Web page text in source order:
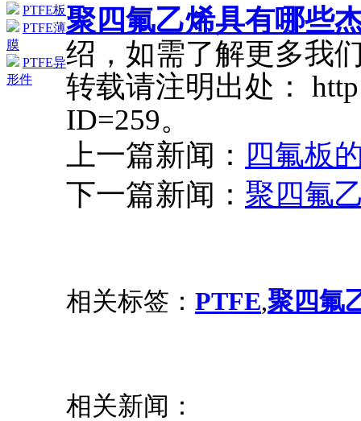
PTFE板
PTFE薄
膜
PTFE异
形件
聚四氟乙烯具有哪些
绍，如需了解更多我
转载请注明出处：
ID=259。
上一篇新闻： 四氟板
下一篇新闻： 聚四氟
相关标签： PTFE,聚四氟
相关新闻：